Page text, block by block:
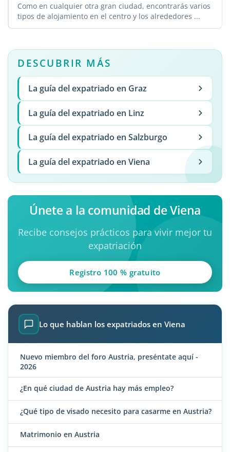
Como en cualquier otra gran ciudad, encontrarás varios
tipos de alojamiento en el centro y los alrededores ...
DESCUBRIR MÁS
La guía del expatriado en Graz
La guía del expatriado en Linz
La guía del expatriado en Salzburgo
La guía del expatriado en Viena
Únete a la comunidad de Viena
Recibe consejos prácticos para vivir mejor tu
expatriación
Registro 100 % gratuito
Lo que hablan los expatriados en Viena
Nuevo miembro del foro Austria, preséntate aquí -
2026
¿En qué ciudad de Austria hay más empleo?
¿Qué tipo de visado necesito para casarme en Austria?
Matrimonio en Austria